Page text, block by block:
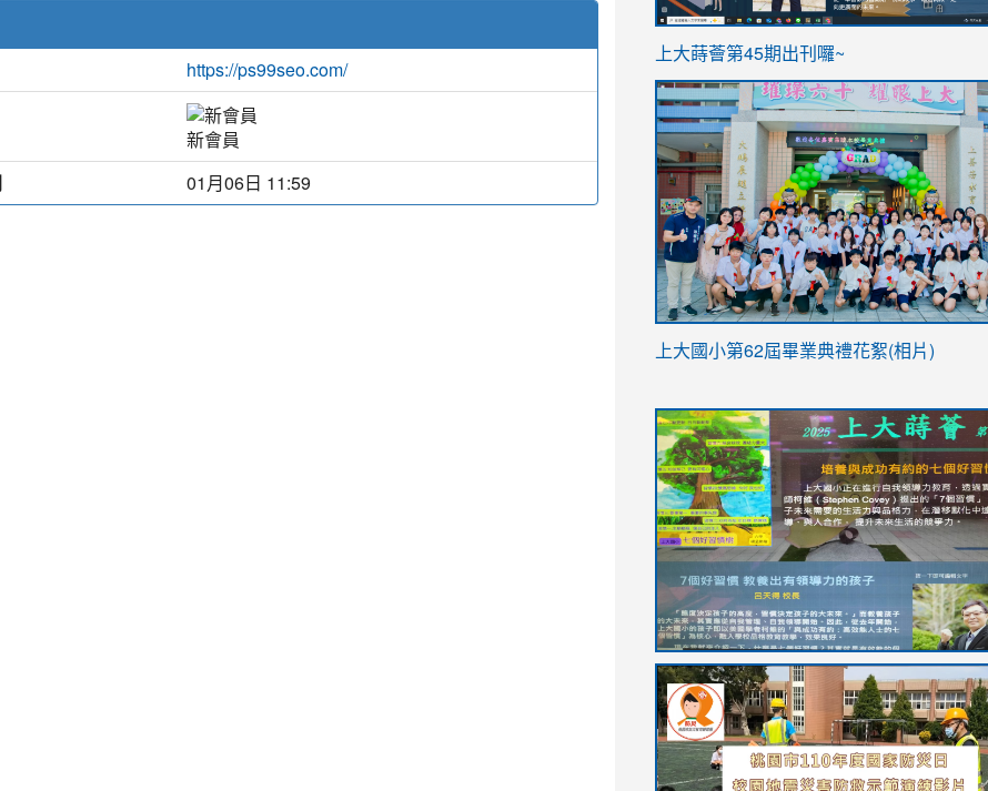
https://ps99seo.com/
新會員
01月06日 11:59
ink
https://sites.google.com/stes.tyc.edu.tw/
link
https://sites.google.com/stes.tyc.edu.tw/
上大蒔薈第45期出刊囉~
link
YfDQppRvyMk686kIw6SBbssEIZ6WnT/
usp=sharing
上大國小第62屆畢業典禮花絮(相片)
to
https://drive.google.com/file/d/1I-
YfDQppRvyMk686kIw6SBbssEIZ6WnT/
usp=sharing
to
https://sites.google.com/stes.tyc.edu.tw/
link
to
https://sites.google.com/stes.tyc.edu.tw/
link
to
https://drive.google.com/file/d/
usp=sharing
link
to
https://youtu.be/jJOMVWY3-
8M
link
to
https://drive.google.com/file/d/
usp=sharing